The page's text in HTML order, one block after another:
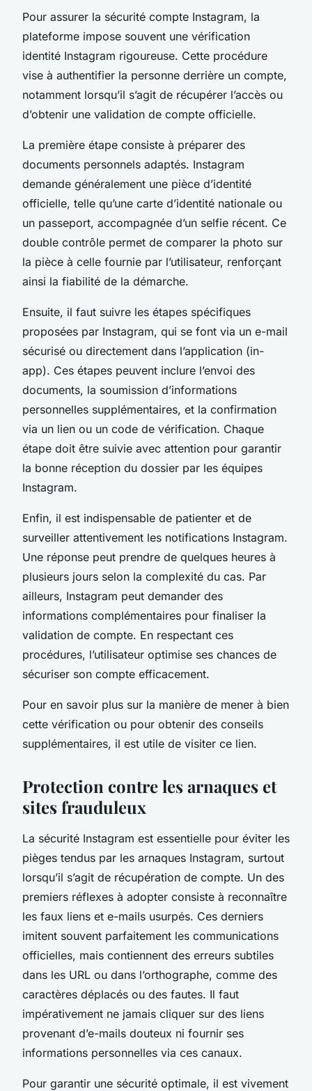
Pour assurer la sécurité compte Instagram, la
plateforme impose souvent une vérification
identité Instagram rigoureuse. Cette procédure
vise à authentifier la personne derrière un compte,
notamment lorsqu’il s’agit de récupérer l’accès ou
d’obtenir une validation de compte officielle.
La première étape consiste à préparer des
documents personnels adaptés. Instagram
demande généralement une pièce d’identité
officielle, telle qu’une carte d’identité nationale ou
un passeport, accompagnée d’un selfie récent. Ce
double contrôle permet de comparer la photo sur
la pièce à celle fournie par l’utilisateur, renforçant
ainsi la fiabilité de la démarche.
Ensuite, il faut suivre les étapes spécifiques
proposées par Instagram, qui se font via un e-mail
sécurisé ou directement dans l’application (in-
app). Ces étapes peuvent inclure l’envoi des
documents, la soumission d’informations
personnelles supplémentaires, et la confirmation
via un lien ou un code de vérification. Chaque
étape doit être suivie avec attention pour garantir
la bonne réception du dossier par les équipes
Instagram.
Enfin, il est indispensable de patienter et de
surveiller attentivement les notifications Instagram.
Une réponse peut prendre de quelques heures à
plusieurs jours selon la complexité du cas. Par
ailleurs, Instagram peut demander des
informations complémentaires pour finaliser la
validation de compte. En respectant ces
procédures, l’utilisateur optimise ses chances de
sécuriser son compte efficacement.
Pour en savoir plus sur la manière de mener à bien
cette vérification ou pour obtenir des conseils
supplémentaires, il est utile de visiter ce lien.
Protection contre les arnaques et
sites frauduleux
La sécurité Instagram est essentielle pour éviter les
pièges tendus par les arnaques Instagram, surtout
lorsqu’il s’agit de récupération de compte. Un des
premiers réflexes à adopter consiste à reconnaître
les faux liens et e-mails usurpés. Ces derniers
imitent souvent parfaitement les communications
officielles, mais contiennent des erreurs subtiles
dans les URL ou dans l’orthographe, comme des
caractères déplacés ou des fautes. Il faut
impérativement ne jamais cliquer sur des liens
provenant d’e-mails douteux ni fournir ses
informations personnelles via ces canaux.
Pour garantir une sécurité optimale, il est vivement